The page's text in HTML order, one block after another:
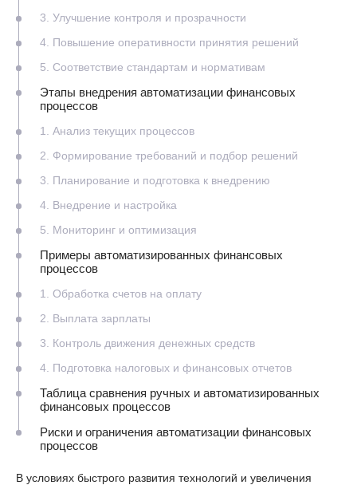
3. Улучшение контроля и прозрачности
4. Повышение оперативности принятия решений
5. Соответствие стандартам и нормативам
Этапы внедрения автоматизации финансовых
процессов
1. Анализ текущих процессов
2. Формирование требований и подбор решений
3. Планирование и подготовка к внедрению
4. Внедрение и настройка
5. Мониторинг и оптимизация
Примеры автоматизированных финансовых
процессов
1. Обработка счетов на оплату
2. Выплата зарплаты
3. Контроль движения денежных средств
4. Подготовка налоговых и финансовых отчетов
Таблица сравнения ручных и автоматизированных
финансовых процессов
Риски и ограничения автоматизации финансовых
процессов
В условиях быстрого развития технологий и увеличения